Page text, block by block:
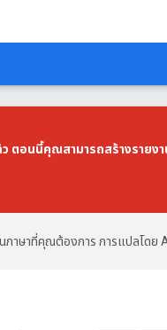
ว ตอนนี้คุณสามารถสร้างรายง
ภาษาที่คุณต้องการ การแปลโดย